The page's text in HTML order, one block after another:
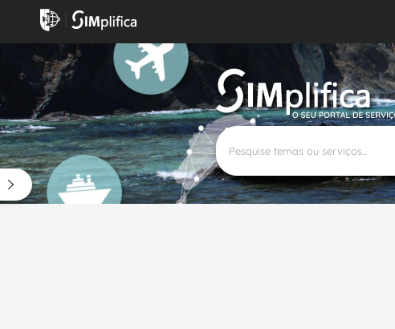
Precisa de ajuda?
Todos os dias úteis, das 9H00 às
18H00
90
465